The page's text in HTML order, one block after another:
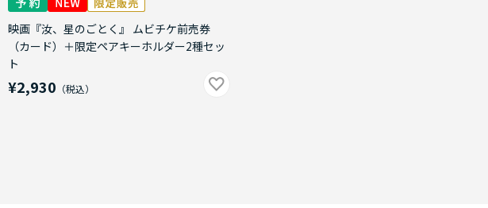
映画『汝、星のごとく』 ムビチケ前売券
（カード）＋限定ペアキーホルダー2種セッ
ト
¥2,930